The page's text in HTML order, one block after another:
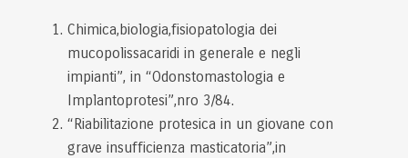
Chimica,biologia,fisiopatologia dei
mucopolissacaridi in generale e negli
impianti”, in “Odonstomastologia e
Implantoprotesi”,nro 3/84.
“Riabilitazione protesica in un giovane con
grave insufficienza masticatoria”,in